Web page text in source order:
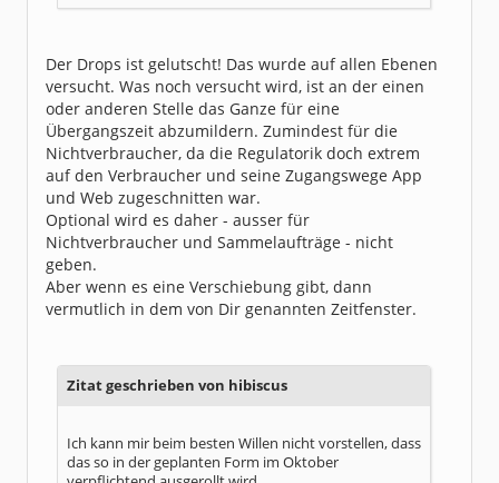
Der Drops ist gelutscht! Das wurde auf allen Ebenen
versucht. Was noch versucht wird, ist an der einen
oder anderen Stelle das Ganze für eine
Übergangszeit abzumildern. Zumindest für die
Nichtverbraucher, da die Regulatorik doch extrem
auf den Verbraucher und seine Zugangswege App
und Web zugeschnitten war.
Optional wird es daher - ausser für
Nichtverbraucher und Sammelaufträge - nicht
geben.
Aber wenn es eine Verschiebung gibt, dann
vermutlich in dem von Dir genannten Zeitfenster.
Zitat geschrieben von hibiscus
Ich kann mir beim besten Willen nicht vorstellen, dass
das so in der geplanten Form im Oktober